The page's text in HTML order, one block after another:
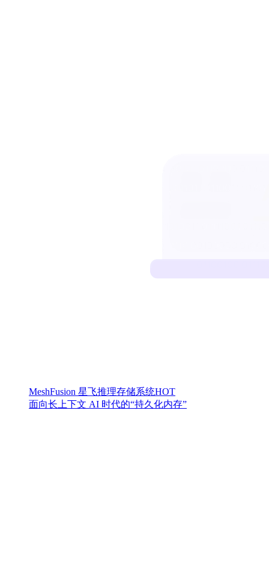
MeshFusion 星飞推理存储系统HOT
面向长上下文 AI 时代的“持久化内存”